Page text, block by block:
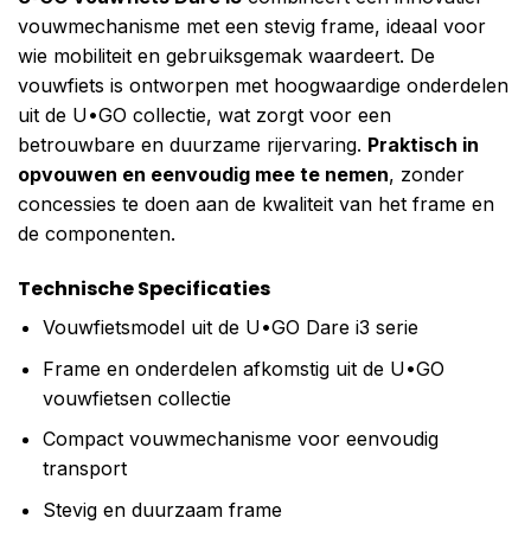
vouwmechanisme met een stevig frame, ideaal voor
wie mobiliteit en gebruiksgemak waardeert. De
vouwfiets is ontworpen met hoogwaardige onderdelen
uit de U•GO collectie, wat zorgt voor een
betrouwbare en duurzame rijervaring. Praktisch in
opvouwen en eenvoudig mee te nemen, zonder
concessies te doen aan de kwaliteit van het frame en
de componenten.
Technische Specificaties
Vouwfietsmodel uit de U•GO Dare i3 serie
Frame en onderdelen afkomstig uit de U•GO
vouwfietsen collectie
Compact vouwmechanisme voor eenvoudig
transport
Stevig en duurzaam frame